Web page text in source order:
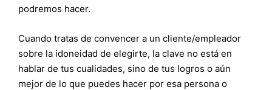
podremos hacer.
Cuando tratas de convencer a un cliente/empleador
sobre la idoneidad de elegirte, la clave no está en
hablar de tus cualidades, sino de tus logros o aún
mejor de lo que puedes hacer por esa persona o